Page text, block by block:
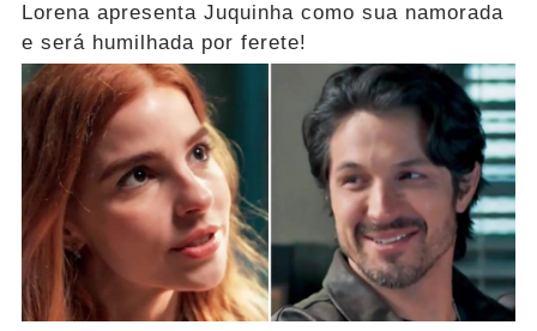
Lorena apresenta Juquinha como sua namorada
e será humilhada por ferete!